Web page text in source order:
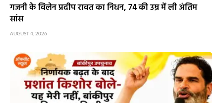
गजनी के विलेन प्रदीप रावत का निधन, 74 की उम्र में ली अंतिम
सांस
AUGUST 4, 2026